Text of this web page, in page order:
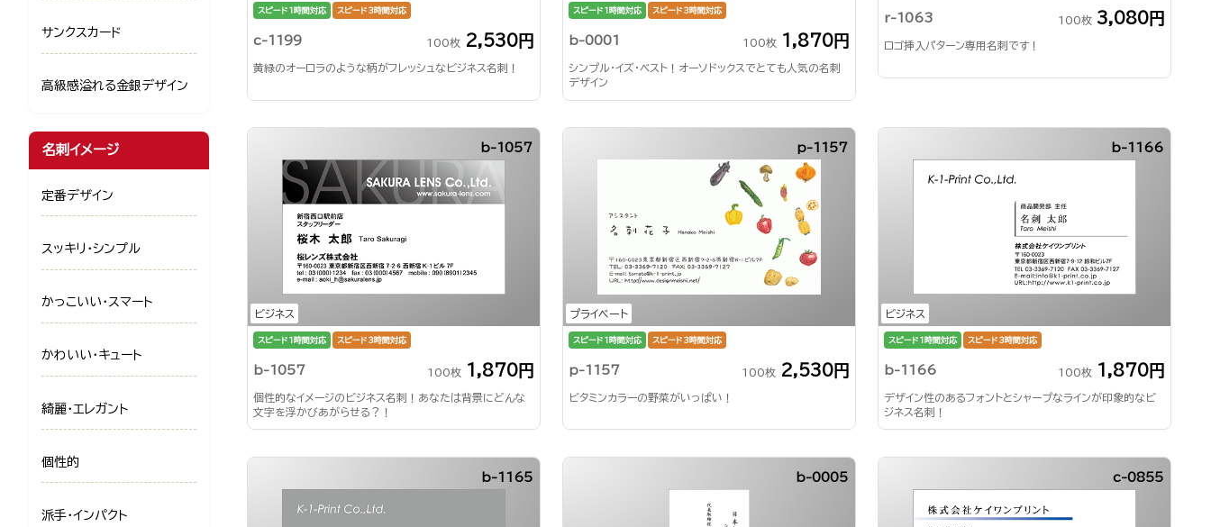
スピード1時間対応 スピード3時間対応
c-1199 100枚 2,530円
黄緑のオーロラのような柄がフレッシュなビジネス名刺！
スピード1時間対応 スピード3時間対応
b-0001 100枚 1,870円
シンプル・イズ・ベスト！オーソドックスでとても人気の名刺
デザイン
r-1063 100枚 3,080円
ロゴ挿入パターン専用名刺です！
ビジネス
b-1057
スピード1時間対応 スピード3時間対応
b-1057 100枚 1,870円
個性的なイメージのビジネス名刺！あなたは背景にどんな
文字を浮かびあがらせる？！
プライベート
p-1157
スピード1時間対応 スピード3時間対応
p-1157 100枚 2,530円
ビタミンカラーの野菜がいっぱい！
ビジネス
b-1166
スピード1時間対応 スピード3時間対応
b-1166 100枚 1,870円
デザイン性のあるフォントとシャープなラインが印象的なビ
ジネス名刺！
b-1165 b-0005 c-0855
サンクスカード
高級感溢れる金銀デザイン
名刺イメージ
定番デザイン
スッキリ・シンプル
かっこいい・スマート
かわいい・キュート
綺麗・エレガント
個性的
派手・インパクト